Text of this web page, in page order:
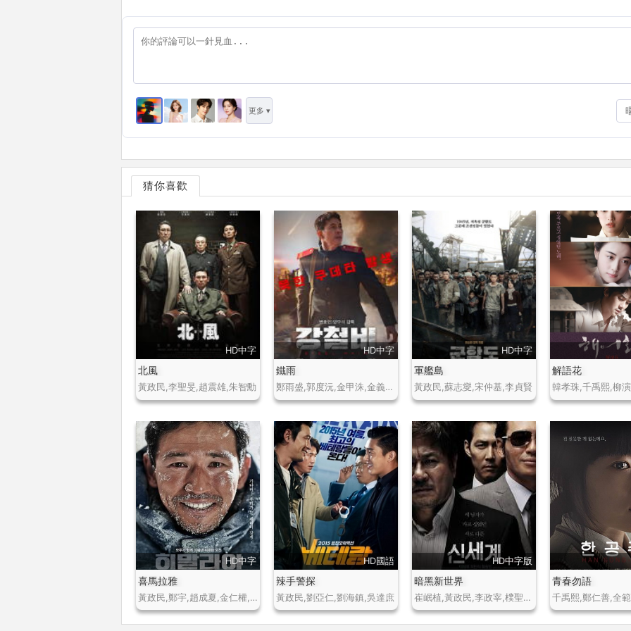
更多 ▾
猜你喜歡
HD中字
北風
黃政民,李聖旻,趙震雄,朱智勳
HD中字
鐵雨
鄭雨盛,郭度沅,金甲洙,金義城,李璟榮
HD中字
軍艦島
黃政民,蘇志燮,宋仲基,李貞賢
解語花
韓孝珠,千禹熙,柳
HD中字
喜馬拉雅
黃政民,鄭宇,趙成夏,金仁權,羅美蘭,金元海
HD國語
辣手警探
黃政民,劉亞仁,劉海鎮,吳達庶
HD中字版
暗黑新世界
崔岷植,黃政民,李政宰,樸聖雄,宋智孝,柳承範,馬東錫
青春勿語
千禹熙,鄭仁善,全